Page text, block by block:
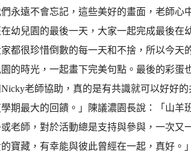
永遠不會忘記，這些美好的畫面，老師
幼兒園的最後一天，大家一起完成最後
都很珍惜倒數的每一天和不捨，所以今
的時光，一起畫下完美句點。最後的彩
老師協助，真的是有共識就可以好好
期最大的回饋。」陳議濃園長說：「山
老師，對於活動總是支持與參與，一次
寶藏，有幸能與彼此曾經在一起，真好。」